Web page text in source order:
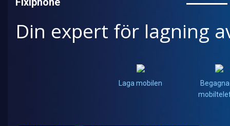
Din expert för lagning
Laga mobilen